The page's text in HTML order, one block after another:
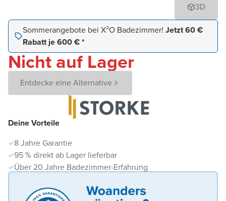
3D
Deine Vorteile
8 Jahre Garantie
95 % direkt ab Lager lieferbar
Über 20 Jahre Badezimmer-Erfahrung
Sommerangebote bei X²O Badezimmer! Jetzt 60 €
Rabatt je 600 € *
Nicht auf Lager
Entdecke eine Alternative